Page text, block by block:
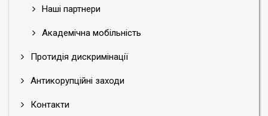
Наші партнери
Академічна мобільність
Протидія дискримінації
Антикорупційні заходи
Контакти